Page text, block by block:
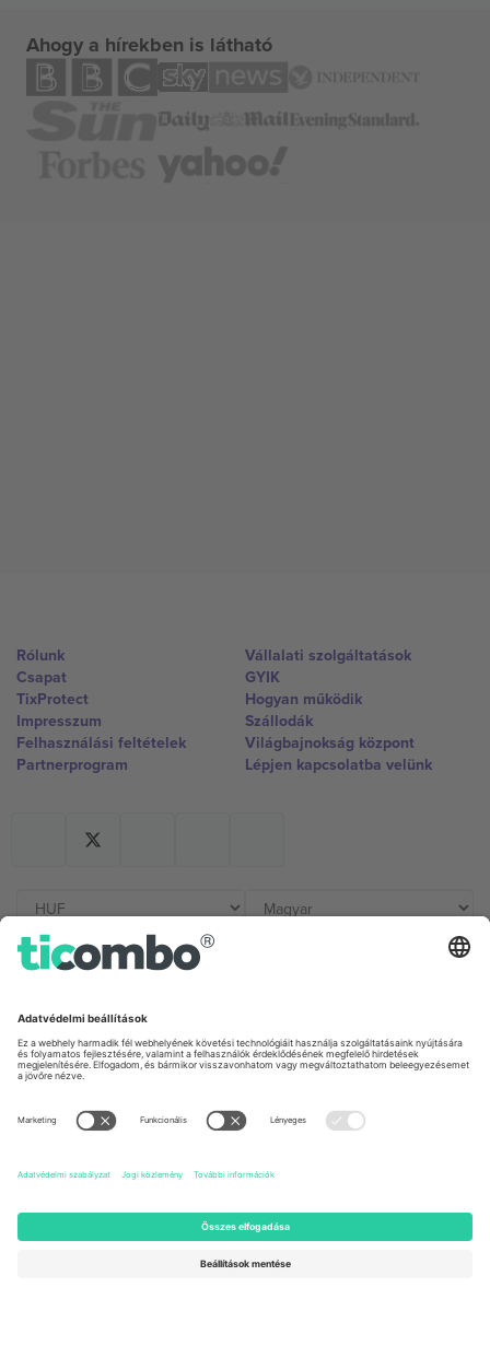
Ahogy a hírekben is látható
Rólunk
Csapat
TixProtect
Impresszum
Felhasználási feltételek
Partnerprogram
Vállalati szolgáltatások
GYIK
Hogyan működik
Szállodák
Világbajnokság központ
Lépjen kapcsolatba velünk
Germany
Unter den Linden 24, 10117
Berlin, Germany
United Kingdom
167 City Road, London, Greater
Newark, Delaware 19713, United
States
Engelberg, Switzerland